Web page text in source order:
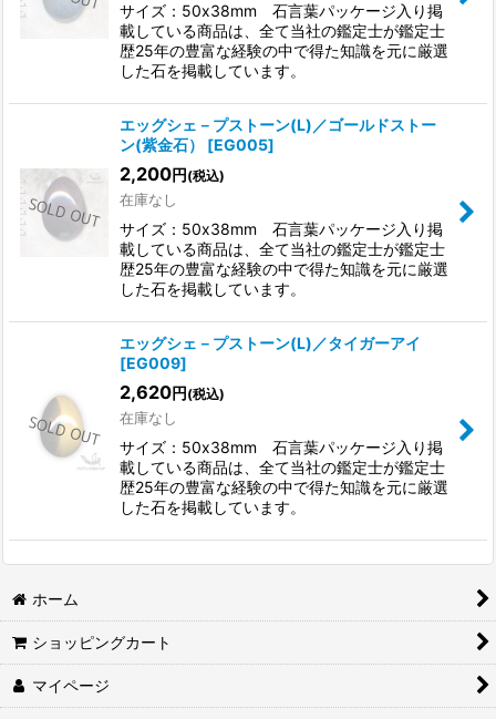
サイズ：50x38mm 石言葉パッケージ入り掲
載している商品は、全て当社の鑑定士が鑑定士
歴25年の豊富な経験の中で得た知識を元に厳選
した石を掲載しています。
エッグシェ－プストーン(L)／ゴールドストー
ン(紫金石）
[EG005]
2,200円 (税込)
在庫なし
サイズ：50x38mm 石言葉パッケージ入り掲
載している商品は、全て当社の鑑定士が鑑定士
歴25年の豊富な経験の中で得た知識を元に厳選
した石を掲載しています。
エッグシェ－プストーン(L)／タイガーアイ
[EG009]
2,620円 (税込)
在庫なし
サイズ：50x38mm 石言葉パッケージ入り掲
載している商品は、全て当社の鑑定士が鑑定士
歴25年の豊富な経験の中で得た知識を元に厳選
した石を掲載しています。
ホーム
ショッピングカート
マイページ